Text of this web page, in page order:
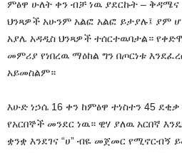
ምፅዋ ሁለት ቀን ብቻ ነዉ ያደርኩት – ቅዳሜና
ህንጻዎች አሁንም አልፎ አልፎ ይታያሉ፤ ያም
አያሌ አዳዲስ ህንጻዎች ተሰርተዉባታል።
መምሪያ የነበረዉ ማዕከል ግን በጦርነቱ
አይመስልም።
እሁድ ነኃሴ 16 ቀን ከምፅዋ ተነስተን 45 ደቂቃ
የአርበኞች መንደር ነዉ። ዊሃ ያለዉ አርበኛ
ቋንቋ እንደገና “ሀ” ብዬ መጀመር የሚኖርብኝ